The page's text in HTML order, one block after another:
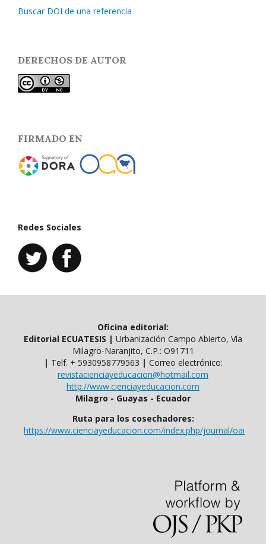
Buscar DOI de una referencia
DERECHOS DE AUTOR
FIRMADO EN
Redes Sociales
Oficina editorial:
Editorial ECUATESIS | Urbanización Campo Abierto, Vía
Milagro-Naranjito, C.P.: O91711
| Telf. ​​+ 5930958779563 | Correo electrónico:
revistacienciayeducacion@hotmail.com
http://www.cienciayeducacion.com
Milagro - Guayas - Ecuador
Ruta para los cosechadores:
https://www.cienciayeducacion.com/index.php/journal/oai